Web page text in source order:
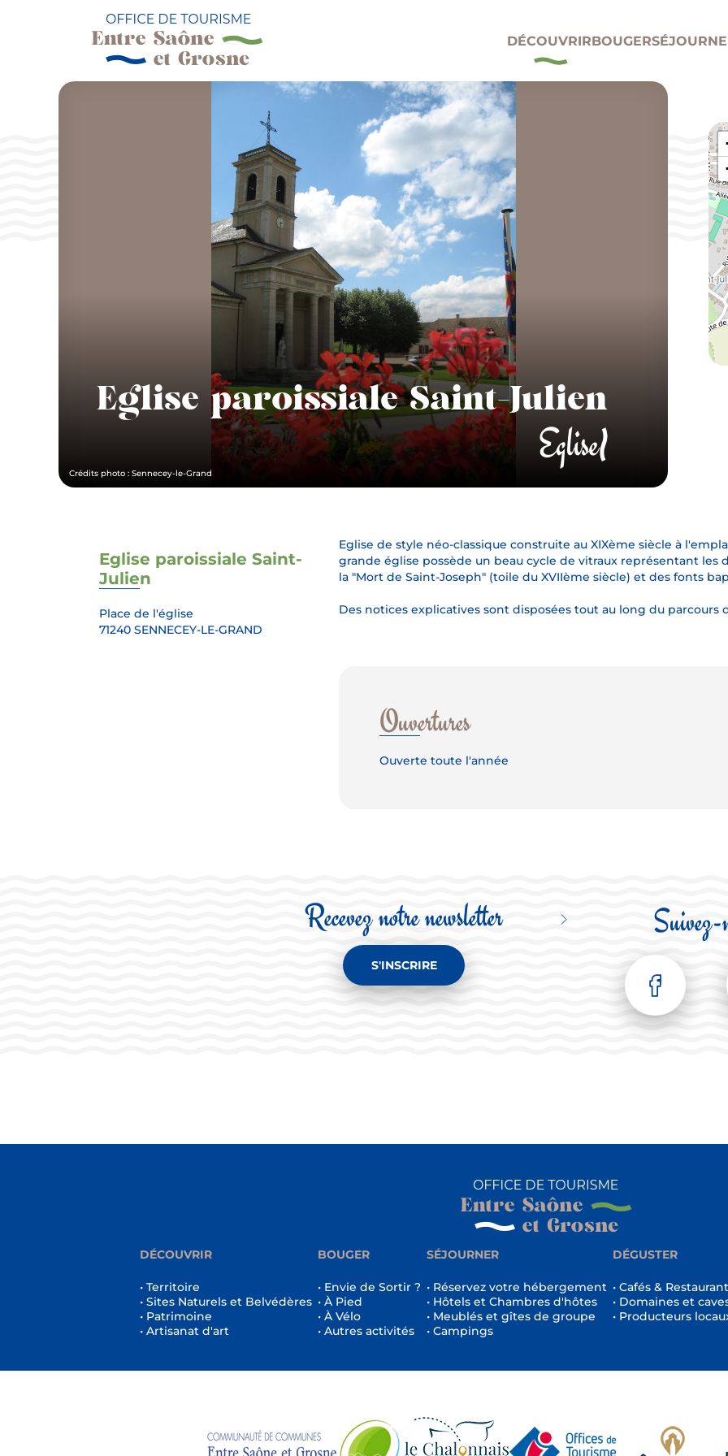
DÉCOUVRIRBOUGER
Crédits photo : Sennecey-le-Grand
Eglise paroissiale Saint-Julien
Eglise
Eglise de style néo-classique construite au XIXème siècle à
grande église possède un beau cycle de vitraux représentant les
la "Mort de Saint-Joseph" (toile du XVIIème siècle) et des fonts
Des notices explicatives sont disposées tout au long du parcours
Ouvertures
Ouverte toute l'année
Eglise paroissiale Saint-
Julien
Place de l'église
71240 SENNECEY-LE-GRAND
Recevez notre newsletter
S'INSCRIRE
Suivez-
DÉCOUVRIR
• Territoire
• Sites Naturels et Belvédères
• Patrimoine
• Artisanat d'art
BOUGER
• Envie de Sortir ?
• À Pied
• À Vélo
• Autres activités
SÉJOURNER
• Réservez votre hébergement
• Hôtels et Chambres d'hôtes
• Meublés et gîtes de groupe
• Campings
DÉGUSTER
• Cafés &
• Domaines et
• Producteurs